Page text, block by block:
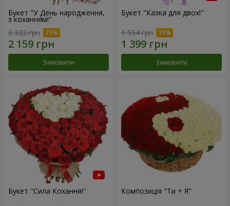
Букет "У День народження,
з коханням!"
3 322 грн
Замовити
Букет "Казка для двох!"
1 554 грн
Замовити
Букет "Сила Кохання!" Композиція "Ти + Я"